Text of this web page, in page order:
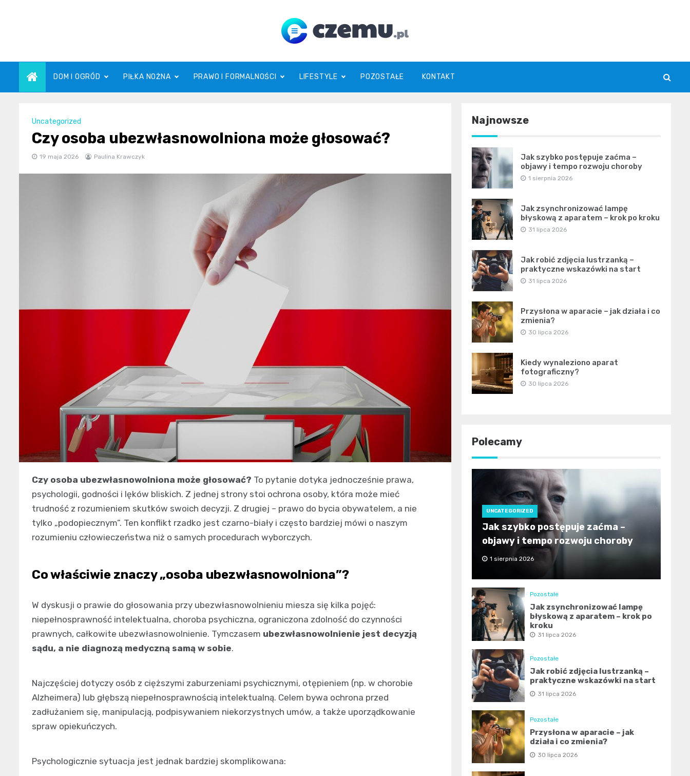
czemu.pl
DOM I OGRÓD PIŁKA NOŻNA PRAWO I FORMALNOŚCI LIFESTYLE POZOSTAŁE KONTAKT
Uncategorized
Czy osoba ubezwłasnowolniona może głosować?
19 maja 2026 Paulina Krawczyk
Czy osoba ubezwłasnowolniona może głosować? To pytanie dotyka jednocześnie prawa,
psychologii, godności i lęków bliskich. Z jednej strony stoi ochrona osoby, która może mieć
trudność z rozumieniem skutków swoich decyzji. Z drugiej – prawo do bycia obywatelem, a nie
tylko „podopiecznym”. Ten konflikt rzadko jest czarno-biały i często bardziej mówi o naszym
rozumieniu człowieczeństwa niż o samych procedurach wyborczych.
Co właściwie znaczy „osoba ubezwłasnowolniona”?
W dyskusji o prawie do głosowania przy ubezwłasnowolnieniu miesza się kilka pojęć:
niepełnosprawność intelektualna, choroba psychiczna, ograniczona zdolność do czynności
prawnych, całkowite ubezwłasnowolnienie. Tymczasem ubezwłasnowolnienie jest decyzją
sądu, a nie diagnozą medyczną samą w sobie.
Najczęściej dotyczy osób z cięższymi zaburzeniami psychicznymi, otępieniem (np. w chorobie
Alzheimera) lub głębszą niepełnosprawnością intelektualną. Celem bywa ochrona przed
zadłużaniem się, manipulacją, podpisywaniem niekorzystnych umów, a także uporządkowanie
spraw opiekuńczych.
Psychologicznie sytuacja jest jednak bardziej skomplikowana:
Najnowsze
Jak szybko postępuje zaćma –
objawy i tempo rozwoju choroby
1 sierpnia 2026
Jak zsynchronizować lampę
błyskową z aparatem – krok po kroku
31 lipca 2026
Jak robić zdjęcia lustrzanką –
praktyczne wskazówki na start
31 lipca 2026
Przysłona w aparacie – jak działa i co
zmienia?
30 lipca 2026
Kiedy wynaleziono aparat
fotograficzny?
30 lipca 2026
Polecamy
UNCATEGORIZED
Jak szybko postępuje zaćma –
objawy i tempo rozwoju choroby
1 sierpnia 2026
Pozostałe
Jak zsynchronizować lampę
błyskową z aparatem – krok po
kroku
31 lipca 2026
Pozostałe
Jak robić zdjęcia lustrzanką –
praktyczne wskazówki na start
31 lipca 2026
Pozostałe
Przysłona w aparacie – jak
działa i co zmienia?
30 lipca 2026